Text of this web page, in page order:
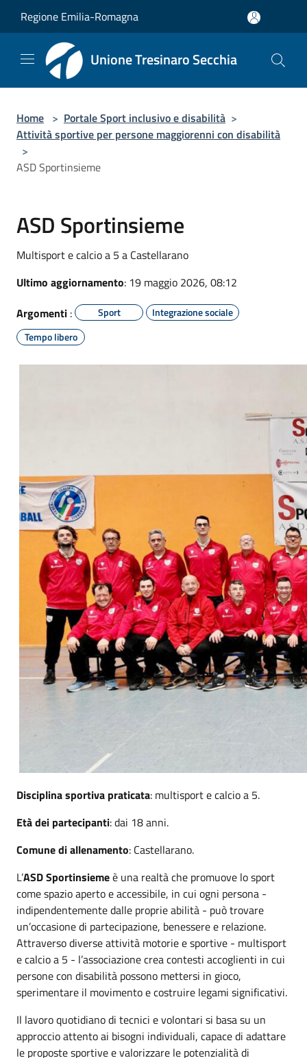
Regione Emilia-Romagna
Unione Tresinaro Secchia
Home > Portale Sport inclusivo e disabilità >
Attività sportive per persone maggiorenni con disabilità
>
ASD Sportinsieme
ASD Sportinsieme
Multisport e calcio a 5 a Castellarano
Ultimo aggiornamento: 19 maggio 2026, 08:12
Argomenti : Sport
Integrazione sociale
Tempo libero
Disciplina sportiva praticata: multisport e calcio a 5.
Età dei partecipanti: dai 18 anni.
Comune di allenamento: Castellarano.
L’ASD Sportinsiemeè una realtà che promuove lo sport
come spazio aperto e accessibile, in cui ogni persona -
indipendentemente dalle proprie abilità - può trovare
un’occasione di partecipazione, benessere e relazione.
Attraverso diverse attività motorie e sportive - multisport
e calcio a 5 - l’associazione crea contesti accoglienti in cui
persone con disabilità possono mettersi in gioco,
sperimentare il movimento e costruire legami significativi.
Il lavoro quotidiano di tecnici e volontari si basa su un
approccio attento ai bisogni individuali, capace di adattare
le proposte sportive e valorizzare le potenzialità di